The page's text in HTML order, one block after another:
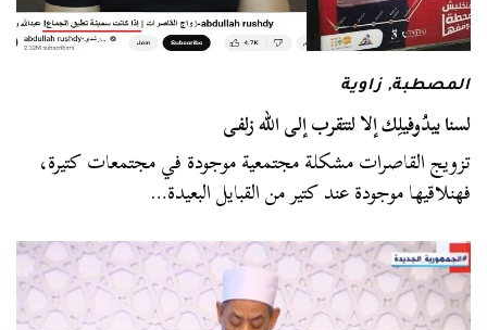
المصطبة, زاوية
لسنا بيدُوفيلِك إلا لنتقرب إلى الله زلفى
تزويج القاصرات مشكلة مجتمعية موجودة في مجتمعات كتيرة،
فهنلاقيها موجودة عند كتير من القبايل البعيدة…